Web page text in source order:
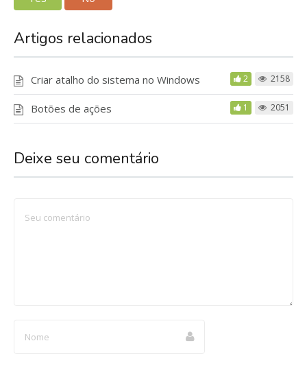
Artigos relacionados
Criar atalho do sistema no Windows 2 2158
Botões de ações 1 2051
Deixe seu comentário